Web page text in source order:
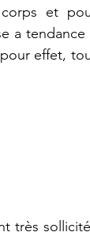
et
a tendance
effet,
très